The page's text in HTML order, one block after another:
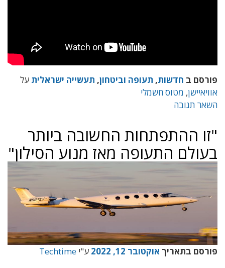
פורסם ב חדשות, תעופה וביטחון, תעשייה ישראלית על
אוויאיישן, מטוס חשמלי
השאר תגובה
"זו ההתפתחות החשובה ביותר
בעולם התעופה מאז מנוע הסילון"
פורסם בתאריך אוקטובר 12, 2022 ע"י Techtime